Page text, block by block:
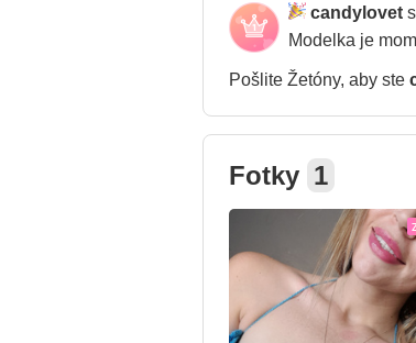
candylovet
Modelka je
Pošlite Žetóny, aby ste
Fotky 1